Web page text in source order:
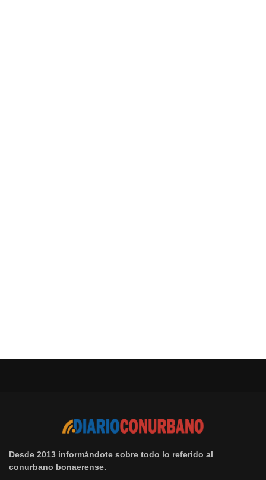
Desde 2013 informándote sobre todo lo referido al
conurbano bonaerense.